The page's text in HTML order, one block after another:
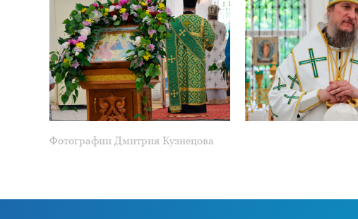
Фотографии Дмитрия Кузнецова